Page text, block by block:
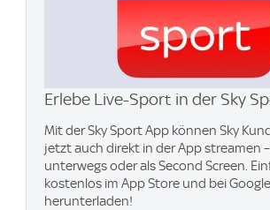
Erlebe Live-Sport in der Sky
Mit der Sky Sport App können Sky
jetzt auch direkt in der App streamen
unterwegs oder als Second Screen.
kostenlos im App Store und bei
herunterladen!